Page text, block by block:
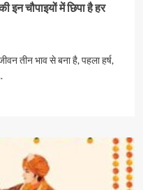
चौपाइयों में छिपा है हर
तीन भाव से बना है, पहला हर्ष,